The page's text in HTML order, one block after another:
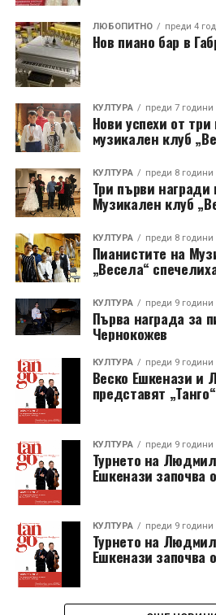
ЛЮБОПИТНО преди 4
Нов пиано бар в
КУЛТУРА преди 7 години
Нови успехи от три
музикален клуб
КУЛТУРА преди 8 години
Три първи
Музикален клуб
КУЛТУРА преди 8 години
Пианистите на
„Весела“
КУЛТУРА преди 9 години
Първа награда за
Чернокожев
КУЛТУРА преди 9 години
Веско Ешкенази и
представят
КУЛТУРА преди 9 години
Турнето на
Ешкенази започва
КУЛТУРА преди 9 години
Турнето на
Ешкенази започва